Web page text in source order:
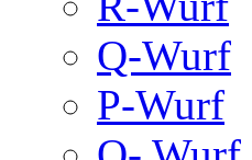
Q-Wurf
P-Wurf